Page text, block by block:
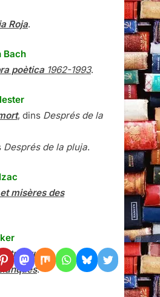
Roja.
Bach
poètica1962-1993.
, dins Després de la
Després de la pluja.
misères des
tranquil.
.